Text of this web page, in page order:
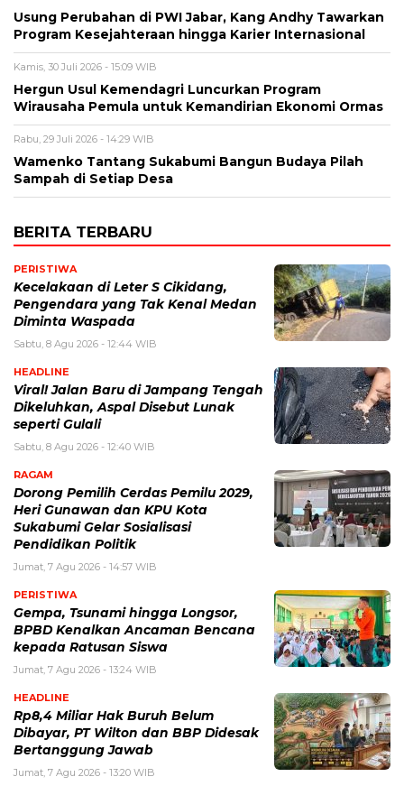
Usung Perubahan di PWI Jabar, Kang Andhy Tawarkan
Program Kesejahteraan hingga Karier Internasional
Kamis, 30 Juli 2026 - 15:09 WIB
Hergun Usul Kemendagri Luncurkan Program
Wirausaha Pemula untuk Kemandirian Ekonomi Ormas
Rabu, 29 Juli 2026 - 14:29 WIB
Wamenko Tantang Sukabumi Bangun Budaya Pilah
Sampah di Setiap Desa
BERITA TERBARU
PERISTIWA
Kecelakaan di Leter S Cikidang,
Pengendara yang Tak Kenal Medan
Diminta Waspada
Sabtu, 8 Agu 2026 - 12:44 WIB
HEADLINE
Viral! Jalan Baru di Jampang Tengah
Dikeluhkan, Aspal Disebut Lunak
seperti Gulali
Sabtu, 8 Agu 2026 - 12:40 WIB
RAGAM
Dorong Pemilih Cerdas Pemilu 2029,
Heri Gunawan dan KPU Kota
Sukabumi Gelar Sosialisasi
Pendidikan Politik
Jumat, 7 Agu 2026 - 14:57 WIB
PERISTIWA
Gempa, Tsunami hingga Longsor,
BPBD Kenalkan Ancaman Bencana
kepada Ratusan Siswa
Jumat, 7 Agu 2026 - 13:24 WIB
HEADLINE
Rp8,4 Miliar Hak Buruh Belum
Dibayar, PT Wilton dan BBP Didesak
Bertanggung Jawab
Jumat, 7 Agu 2026 - 13:20 WIB